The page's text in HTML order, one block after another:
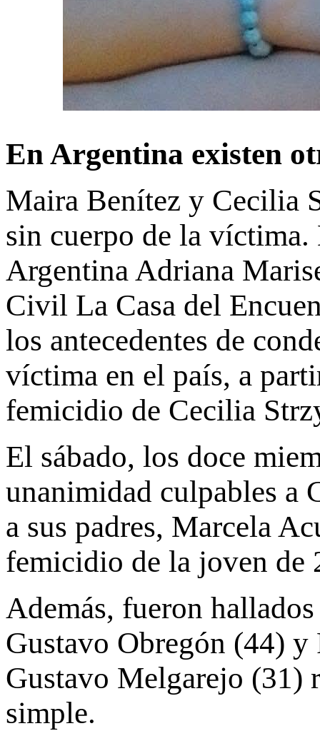
En Argentina existen
Maira Benítez y Cecilia
sin cuerpo de la
Argentina Adriana
Civil La Casa del
los antecedentes de
víctima en el país, a
femicidio de Cecilia
El sábado, los doce
unanimidad culpables
a sus padres, Marcela
femicidio de la joven de
Además, fueron
Gustavo Obregón (44) y
Gustavo Melgarejo (31)
simple.